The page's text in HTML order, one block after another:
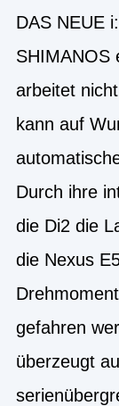
DAS NEUE
SHIMANOS
arbeitet
kann auf
Durch ihre
die Di2 die
die Nexus
gefahren
überzeugt